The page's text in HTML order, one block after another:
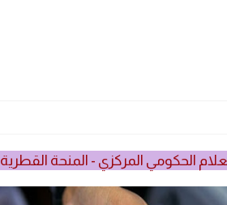
الحكومي المركزي - المنحة القطرية